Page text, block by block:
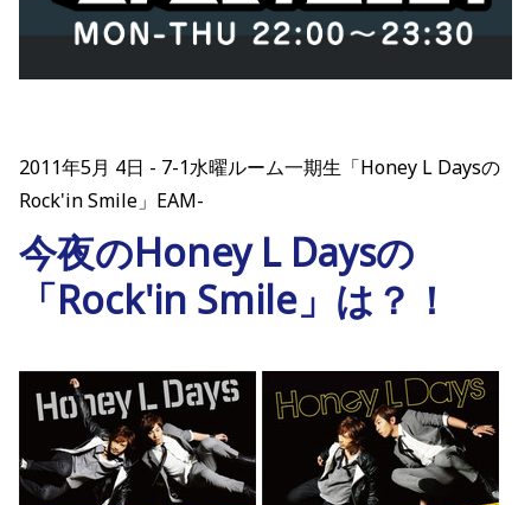
2011年5月 4日
7-1水曜ルーム一期生「Honey L Daysの
Rock'in Smile」EAM-
今夜のHoney L Daysの
「Rock'in Smile」は？！